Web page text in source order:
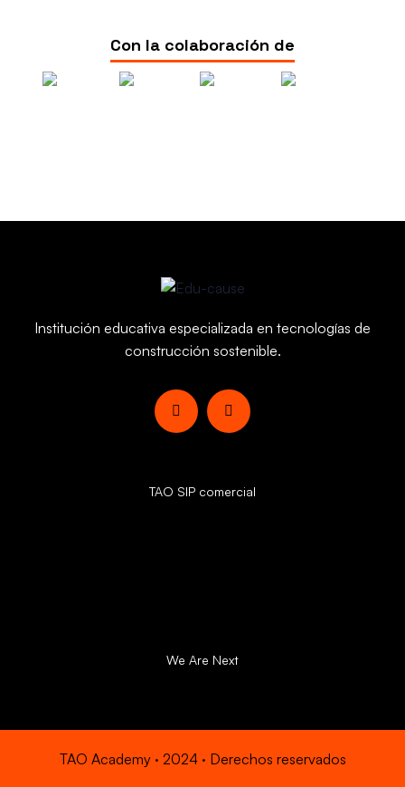
Con la colaboración de
Institución educativa especializada en tecnologías de
construcción sostenible.
TAO SIP comercial
We Are Next
TAO Academy · 2024 · Derechos reservados